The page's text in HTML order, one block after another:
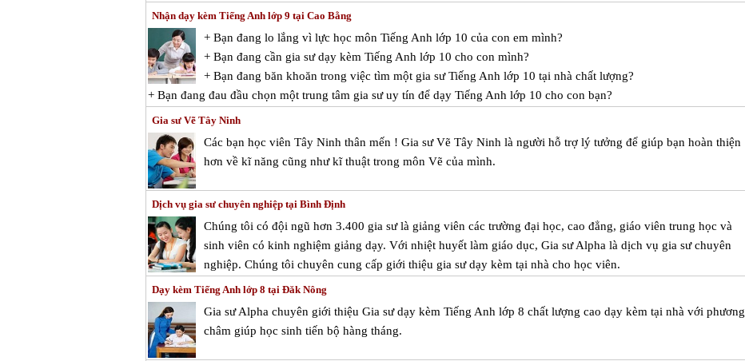
Nhận dạy kèm Tiếng Anh lớp 9 tại Cao Bằng
+ Bạn đang lo lắng vì lực học môn Tiếng Anh lớp 10 của con em mình?
+ Bạn đang cần gia sư dạy kèm Tiếng Anh lớp 10 cho con mình?
+ Bạn đang băn khoăn trong việc tìm một gia sư Tiếng Anh lớp 10 tại nhà chất lượng?
+ Bạn đang đau đầu chọn một trung tâm gia sư uy tín để dạy Tiếng Anh lớp 10 cho con bạn?
Gia sư Vẽ Tây Ninh
Các bạn học viên Tây Ninh thân mến ! Gia sư Vẽ Tây Ninh là người hỗ trợ lý tưởng để giúp bạn hoàn thiện
hơn về kĩ năng cũng như kĩ thuật trong môn Vẽ của mình.
Dịch vụ gia sư chuyên nghiệp tại Bình Định
Chúng tôi có đội ngũ hơn 3.400 gia sư là giảng viên các trường đại học, cao đẳng, giáo viên trung học và
sinh viên có kinh nghiệm giảng dạy. Với nhiệt huyết làm giáo dục, Gia sư Alpha là dịch vụ gia sư chuyên
nghiệp. Chúng tôi chuyên cung cấp giới thiệu gia sư dạy kèm tại nhà cho học viên.
Dạy kèm Tiếng Anh lớp 8 tại Đăk Nông
Gia sư Alpha chuyên giới thiệu Gia sư dạy kèm Tiếng Anh lớp 8 chất lượng cao dạy kèm tại nhà với phương
châm giúp học sinh tiến bộ hàng tháng.